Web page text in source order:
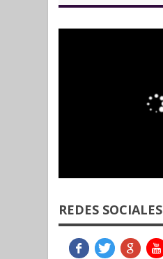
REDES SOCIALES